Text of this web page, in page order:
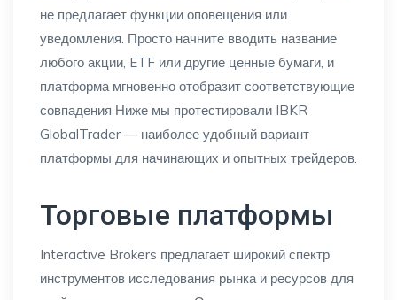
не предлагает функции оповещения или
уведомления. Просто начните вводить название
любого акции, ETF или другие ценные бумаги, и
платформа мгновенно отобразит соответствующие
совпадения Ниже мы протестировали IBKR
GlobalTrader — наиболее удобный вариант
платформы для начинающих и опытных трейдеров.
Торговые платформы
Interactive Brokers предлагает широкий спектр
инструментов исследования рынка и ресурсов для